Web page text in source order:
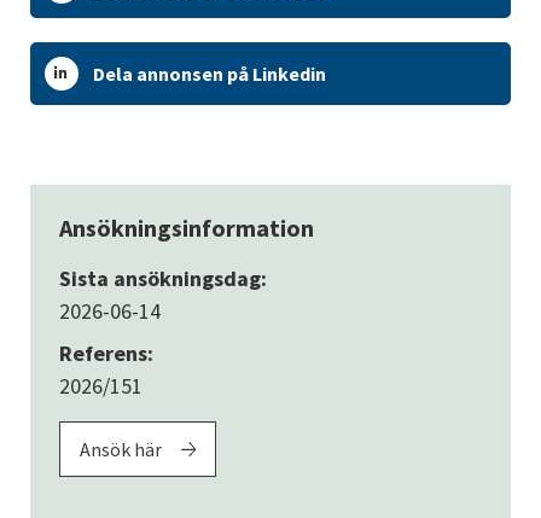
Dela annonsen på Linkedin
Ansökningsinformation
Sista ansökningsdag:
2026-06-14
Referens:
2026/151
Ansök här